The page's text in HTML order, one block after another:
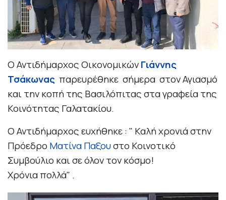
Ο Αντιδήμαρχος ΟικονομικώνΓιάννης
Τσάκωνας παρευρέθηκε σήμερα στον Αγιασμό
και την κοπή της Βασιλόπιτας στα γραφεία της
Κοινότητας Γαλατακίου.
Ο Αντιδήμαρχος ευχήθηκε : " Καλή χρονιά στην
Πρόεδρο Ματίνα Παξουστο Κοινοτικό
Συμβούλιο και σε όλον τον κόσμο!
Χρόνια πολλά" .